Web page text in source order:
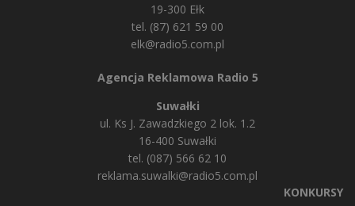
19-300 Ełk
tel. (87) 621 59 00
elk@radio5.com.pl
Agencja Reklamowa Radio 5
Suwałki
ul. Ks J. Zawadzkiego 2 lok. 1.2
16-400 Suwałki
tel. (087) 566 62 10
reklama.suwalki@radio5.com.pl
KONKURSY